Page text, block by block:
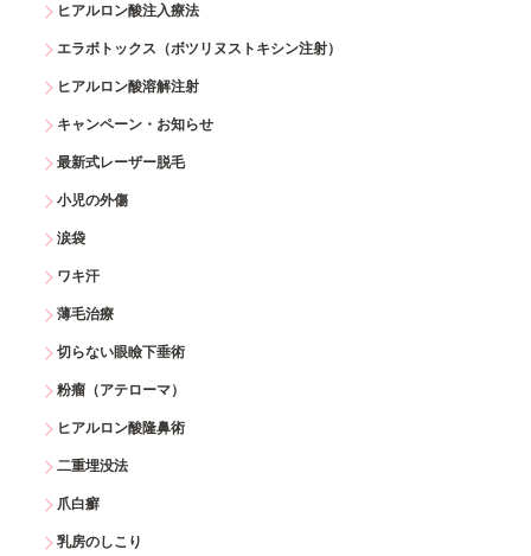
ヒアルロン酸注入療法
エラボトックス（ボツリヌストキシン注射）
ヒアルロン酸溶解注射
キャンペーン・お知らせ
最新式レーザー脱毛
小児の外傷
涙袋
ワキ汗
薄毛治療
切らない眼瞼下垂術
粉瘤（アテローマ）
ヒアルロン酸隆鼻術
二重埋没法
爪白癬
乳房のしこり